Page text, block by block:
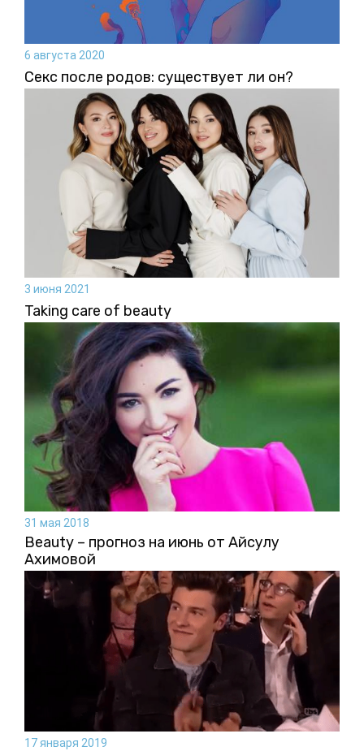
6 августа 2020
Секс после родов: существует ли он?
3 июня 2021
Taking care of beauty
31 мая 2018
Beauty – прогноз на июнь от Айсулу
Ахимовой
17 января 2019